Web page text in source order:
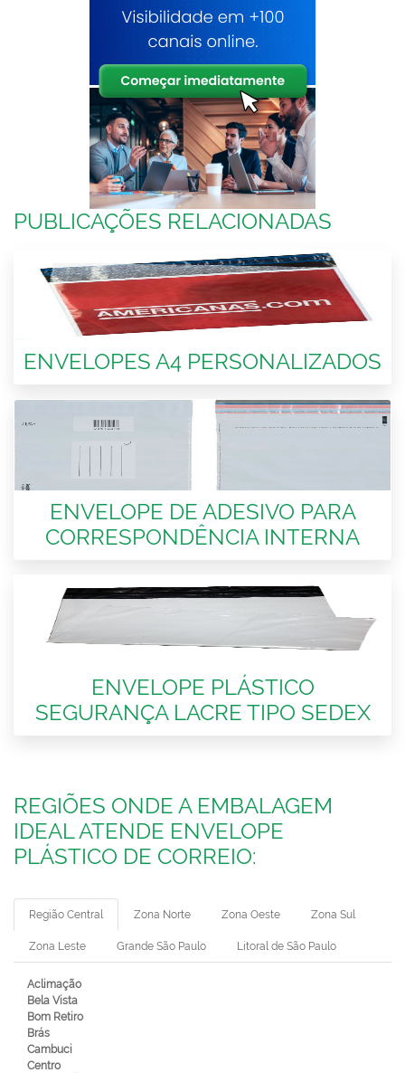
PUBLICAÇÕES RELACIONADAS
ENVELOPES A4 PERSONALIZADOS
ENVELOPE DE ADESIVO PARA
CORRESPONDÊNCIA INTERNA
ENVELOPE PLÁSTICO
SEGURANÇA LACRE TIPO SEDEX
REGIÕES ONDE A EMBALAGEM
IDEAL ATENDE ENVELOPE
PLÁSTICO DE CORREIO:
Região Central Zona Norte Zona Oeste Zona Sul
Zona Leste Grande São Paulo Litoral de São Paulo
Aclimação
Bela Vista
Bom Retiro
Brás
Cambuci
Centro